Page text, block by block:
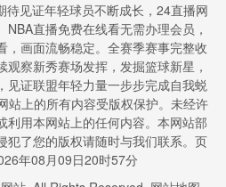
待见证年轻球员不断成长，24直播网
直播免费在线看无需办理会员，
，画面流畅稳定。全赛季赛事完整收
察新秀赛场发挥，发掘篮球新星，
见证联盟年轻力量一步步完成自我蜕
站上的所有内容受版权保护。未经许
利用本网站上的任何内容。本网站部
犯了您的版权请随时与我们联系。页
年08月09日20时57分